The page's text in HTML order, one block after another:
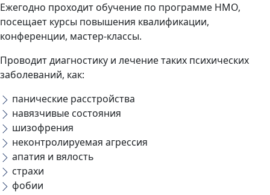
Ежегодно проходит обучение по программе НМО,
посещает курсы повышения квалификации,
конференции, мастер-классы.
Проводит диагностику и лечение таких психических
заболеваний, как:
панические расстройства
навязчивые состояния
шизофрения
неконтролируемая агрессия
апатия и вялость
страхи
фобии